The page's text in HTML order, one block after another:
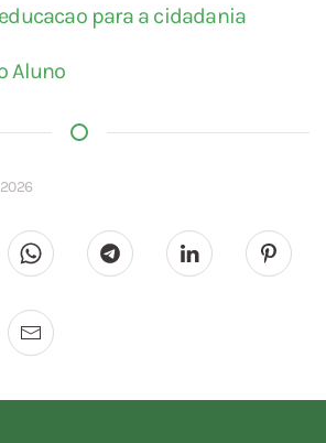
para a cidadania
Aluno